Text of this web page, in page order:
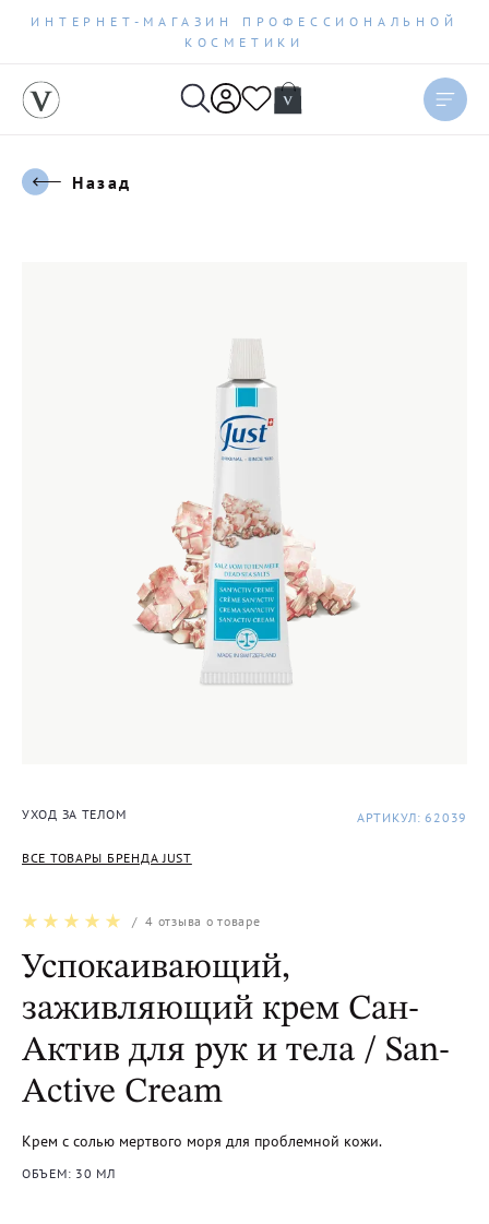
ИНТЕРНЕТ-МАГАЗИН ПРОФЕССИОНАЛЬНОЙ
КОСМЕТИКИ
Назад
УХОД ЗА ТЕЛОМ
ВСЕ ТОВАРЫ БРЕНДА JUST
АРТИКУЛ: 62039
/4 отзыва о товаре
Успокаивающий,
заживляющий крем Сан-
Актив для рук и тела / San-
Active Cream
Крем с солью мертвого моря для проблемной кожи.
ОБЪЕМ: 30 МЛ